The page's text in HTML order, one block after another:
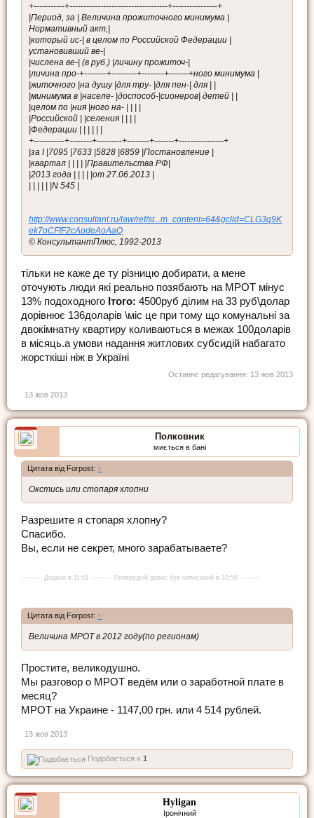
+-----------+-----------------------------------+----------------+
|Период, за | Величина прожиточного минимума |
Нормативный акт,|
|который ис-| в целом по Российской Федерации |
установивший ве-|
|числена ве-| (в руб.) |личину прожиточ-|
|личина про-+--------+---------+--------+-------+ного минимума |
|житочного |на душу |для тру- |для пен-| для | |
|минимума в |населе- |доспособ-|сионеров| детей | |
|целом по |ния |ного на- | | | |
|Российской | |селения | | | |
|Федерации | | | | | |
+-----------+--------+---------+--------+-------+----------------+
|за I |7095 |7633 |5828 |6859 |Постановление |
|квартал | | | | |Правительства РФ|
|2013 года | | | | |от 27.06.2013 |
| | | | | |N 545 |
http://www.consultant.ru/law/ref/st...m_content=64&gclid=CLG3q9K
ek7oCFfF2cAodeAoAaQ
© КонсультантПлюс, 1992-2013
тільки не каже де ту різницю добирати, а мене
оточують люди які реально позябають на МРОТ мінус
13% подоходного Ітого: 4500руб ділим на 33 руб\долар
дорівнює 136доларів \міс це при тому що комунальні за
двокімнатну квартиру коливаються в межах 100доларів
в місяць.а умови надання житлових субсидій набагато
жорсткіші ніж в Україні
Останнє редагування: 13 жов 2013
13 жов 2013
Полковник
миється в бані
Цитата від Forpost: ↑
Окстись или стопаря хлопни
Разрешите я стопаря хлопну?
Спасибо.
Вы, если не секрет, много зарабатываете?
---------- Додано в 11:01 ---------- Попередній допис був написаний в 10:59 ----------
Цитата від Forpost: ↑
Величина МРОТ в 2012 году(по регионам)
Простите, великодушно.
Мы разговор о МРОТ ведём или о заработной плате в
месяц?
МРОТ на Украине - 1147,00 грн. или 4 514 рублей.
13 жов 2013
Подобається x 1
Hyligan
Іронічний